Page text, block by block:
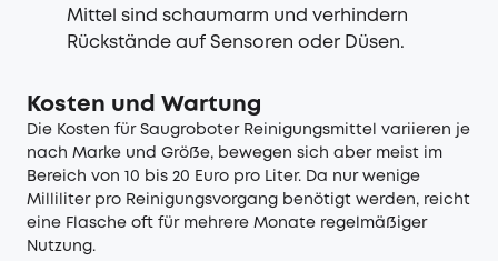
Mittel sind schaumarm und verhindern
Rückstände auf Sensoren oder Düsen.
Kosten und Wartung
Die Kosten für Saugroboter Reinigungsmittel variieren je
nach Marke und Größe, bewegen sich aber meist im
Bereich von 10 bis 20 Euro pro Liter. Da nur wenige
Milliliter pro Reinigungsvorgang benötigt werden, reicht
eine Flasche oft für mehrere Monate regelmäßiger
Nutzung.